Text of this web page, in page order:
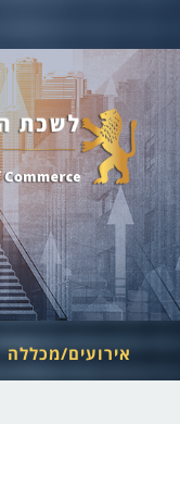
אירועים/מכללה